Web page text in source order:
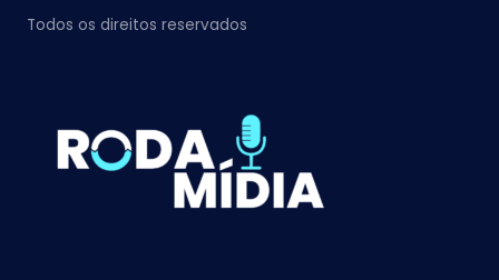
Todos os direitos reservados